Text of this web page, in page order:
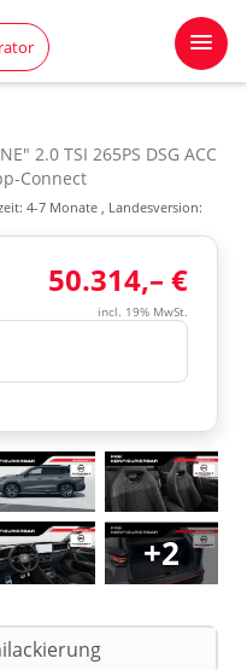
2.0 TSI 265PS DSG ACC
Connect
4-7 Monate , Landesversion:
50.314,– €
incl. 19% MwSt.
+2